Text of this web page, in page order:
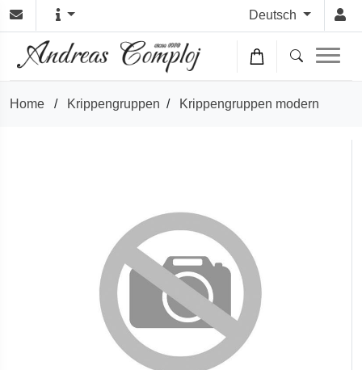
Deutsch
Home / Krippengruppen / Krippengruppen modern